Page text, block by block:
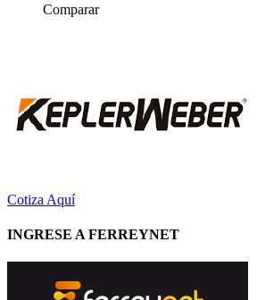
Comparar
Cotiza Aquí
INGRESE A FERREYNET